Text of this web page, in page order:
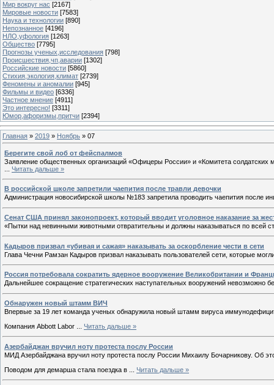
Мир вокруг нас [2167]
Мировые новости [7583]
Наука и технологии [890]
Непознанное [4196]
НЛО,уфология [1263]
Общество [7795]
Прогнозы ученых,исследования [798]
Происшествия,чп,аварии [1302]
Российские новости [5860]
Стихия,экология,климат [2739]
Феномены и аномалии [945]
Фильмы и видео [6336]
Частное мнение [4911]
Это интересно! [3311]
Юмор,афоризмы,притчи [2394]
Главная » 2019 » Ноябрь » 07
Берегите свой лоб от фейспалмов
Заявление общественных организаций «Офицеры России» и «Комитета солдатских
Читать дальше »
В российской школе запретили чаепития после травли девочки
Администрация новосибирской школы №183 запретила проводить чаепития после
Сенат США принял законопроект, который вводит уголовное наказание за
«Пытки над невинными животными отвратительны и должны наказываться по всей
Кадыров призвал «убивая и сажая» наказывать за оскорбление чести в сети
Глава Чечни Рамзан Кадыров призвал наказывать пользователей сети, которые
Россия потребовала сократить ядерное вооружение Великобритании и
Дальнейшее сокращение стратегических наступательных вооружений невозможно
Обнаружен новый штамм ВИЧ
Впервые за 19 лет команда ученых обнаружила новый штамм вируса
Компания Abbott Labor
Читать дальше »
Азербайджан вручил ноту протеста послу России
МИД Азербайджана вручил ноту протеста послу России Михаилу Бочарникову. Об
Поводом для демарша стала поездка в
Читать дальше »